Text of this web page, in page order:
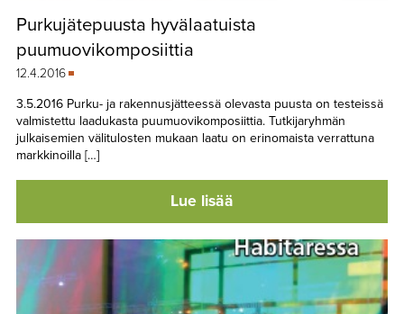
Purkujätepuusta hyvälaatuista
puumuovikomposiittia
12.4.2016
3.5.2016 Purku- ja rakennusjätteessä olevasta puusta on testeissä
valmistettu laadukasta puumuovikomposiittia. Tutkijaryhmän
julkaisemien välitulosten mukaan laatu on erinomaista verrattuna
markkinoilla […]
Lue lisää